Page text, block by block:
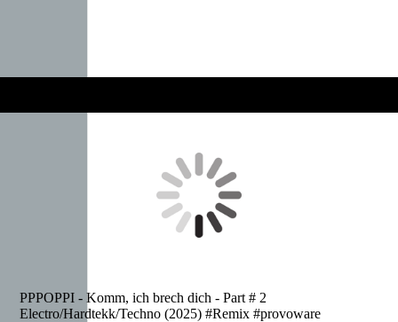
PPPOPPI - Komm, ich brech dich - Part # 2
Electro/Hardtekk/Techno (2025) #Remix #provoware